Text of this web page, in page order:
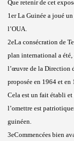
Que retenir de cet
1er La Guinée a joué
l’OUA.
2eLa consécration de
plan international a
l’œuvre de la Direction
proposée en 1964 et en
Cela est un fait établi
l’omettre est
guinéen.
3eCommencées bien